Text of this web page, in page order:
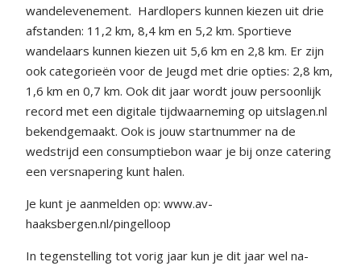
wandelevenement. Hardlopers kunnen kiezen uit drie
afstanden: 11,2 km, 8,4 km en 5,2 km. Sportieve
wandelaars kunnen kiezen uit 5,6 km en 2,8 km. Er zijn
ook categorieën voor de Jeugd met drie opties: 2,8 km,
1,6 km en 0,7 km. Ook dit jaar wordt jouw persoonlijk
record met een digitale tijdwaarneming op uitslagen.nl
bekendgemaakt. Ook is jouw startnummer na de
wedstrijd een consumptiebon waar je bij onze catering
een versnapering kunt halen.
Je kunt je aanmelden op: www.av-
haaksbergen.nl/pingelloop
In tegenstelling tot vorig jaar kun je dit jaar wel na-